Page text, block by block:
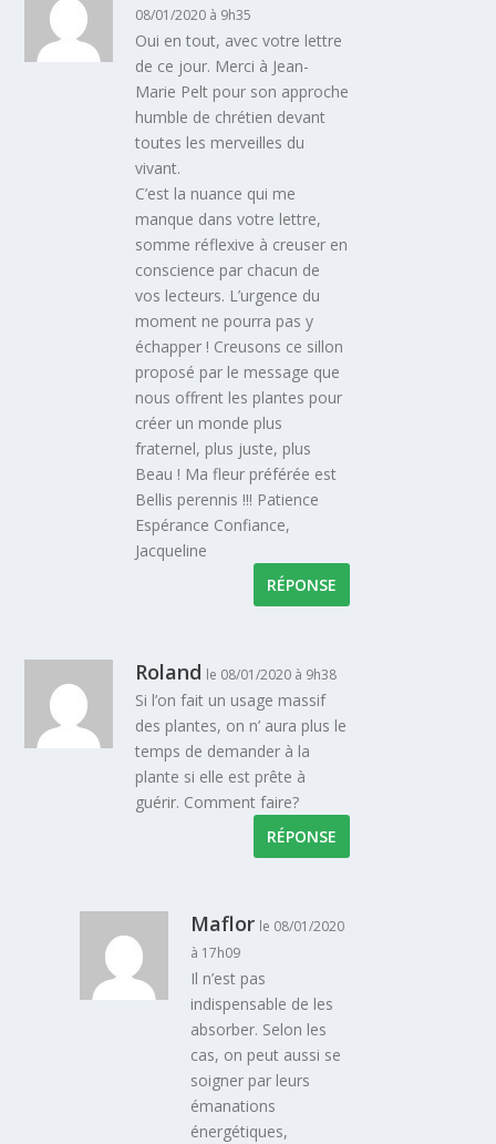
08/01/2020 à 9h35
Oui en tout, avec votre lettre
de ce jour. Merci à Jean-
Marie Pelt pour son approche
humble de chrétien devant
toutes les merveilles du
vivant.
C’est la nuance qui me
manque dans votre lettre,
somme réflexive à creuser en
conscience par chacun de
vos lecteurs. L’urgence du
moment ne pourra pas y
échapper ! Creusons ce sillon
proposé par le message que
nous offrent les plantes pour
créer un monde plus
fraternel, plus juste, plus
Beau ! Ma fleur préférée est
Bellis perennis !!! Patience
Espérance Confiance,
Jacqueline
RÉPONSE
Roland le 08/01/2020 à 9h38
Si l’on fait un usage massif
des plantes, on n’ aura plus le
temps de demander à la
plante si elle est prête à
guérir. Comment faire?
RÉPONSE
Maflor le 08/01/2020
à 17h09
Il n’est pas
indispensable de les
absorber. Selon les
cas, on peut aussi se
soigner par leurs
émanations
énergétiques,